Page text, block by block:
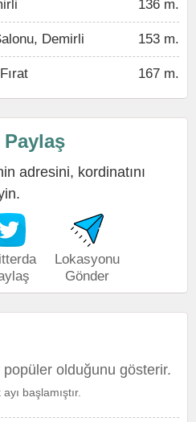
136 m.
Demirli 153 m.
167 m.
Paylaş
adresini, kordinatını
Lokasyonu
Gönder
olduğunu gösterir.
başlamıştır.